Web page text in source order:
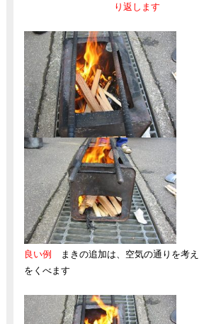
り返します
良い例 まきの追加は、空気の通りを考
をくべます